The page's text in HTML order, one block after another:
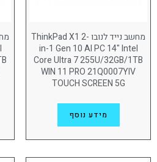
512GB
1TB (104)
2TB(23)
מערכת הפעלה
Win11 Pro(188)
מחשב נייד לנובו ThinkPad X1 2-
in-1 Gen 10 AI PC 14" Intel
Core Ultra 7 255U/32GB/1TB
WIN 11 PRO 21Q0007YIV
TOUCH SCREEN 5G
מידע נוסף